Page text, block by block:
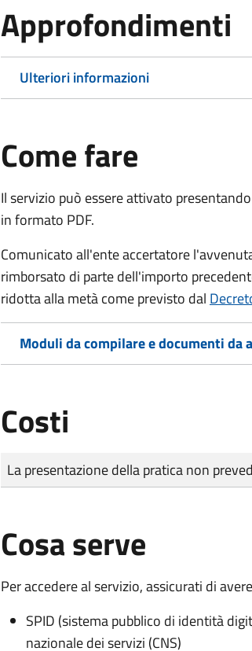
Approfondimenti
Ulteriori informazioni
Come fare
Il servizio può essere attivato
in formato PDF.
Comunicato all'ente accertatore
rimborsato di parte dell'importo
ridotta alla metà come previsto dal
Moduli da compilare e documenti da
Costi
Tipo di pagamento
Importo
La presentazione della pratica non
Cosa serve
Per accedere al servizio, assicurati di
SPID (sistema pubblico di identità
nazionale dei servizi (CNS)